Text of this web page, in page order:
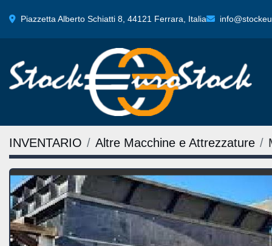
Piazzetta Alberto Schiatti 8, 44121 Ferrara, Italia
INVENTARIO Altre Macchine e Attrezzature